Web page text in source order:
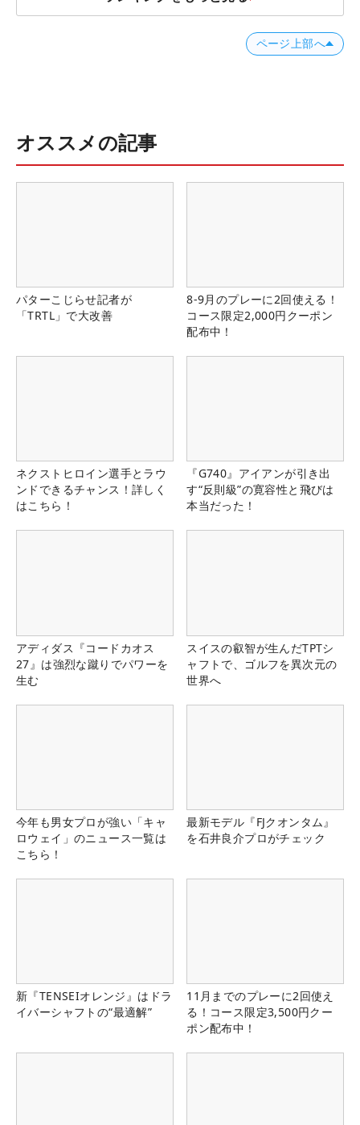
ページ上部へ
オススメの記事
パターこじらせ記者が
「TRTL」で大改善
8-9月のプレーに2回使える！
コース限定2,000円クーポン
配布中！
ネクストヒロイン選手とラウ
ンドできるチャンス！詳しく
はこちら！
『G740』アイアンが引き出
す“反則級”の寛容性と飛びは
本当だった！
アディダス『コードカオス
27』は強烈な蹴りでパワーを
生む
スイスの叡智が生んだTPTシ
ャフトで、ゴルフを異次元の
世界へ
今年も男女プロが強い「キャ
ロウェイ」のニュース一覧は
こちら！
最新モデル『FJクオンタム』
を石井良介プロがチェック
新『TENSEIオレンジ』はドラ
イバーシャフトの“最適解”
11月までのプレーに2回使え
る！コース限定3,500円クー
ポン配布中！